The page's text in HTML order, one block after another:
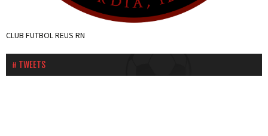
CLUB FUTBOL REUS RN
TWEETS